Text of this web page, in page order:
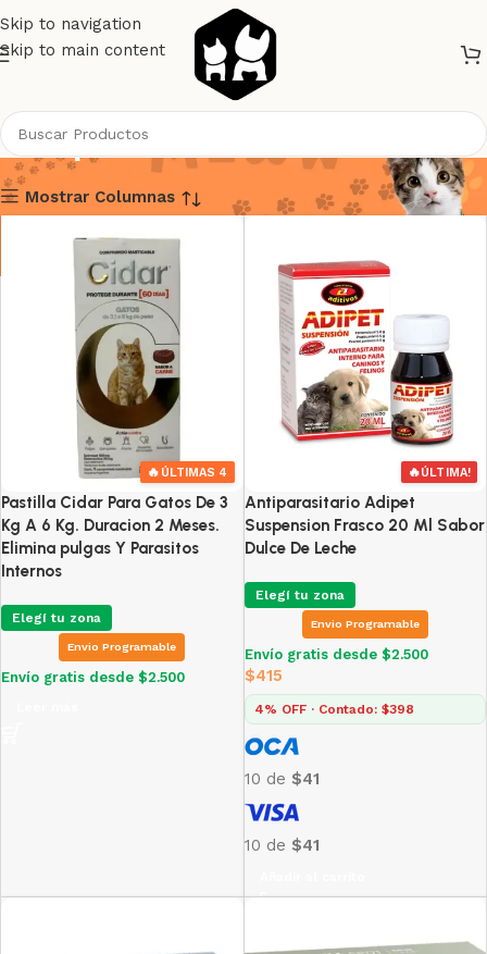
Skip to navigation
Skip to main content
Antiparasitario Interno
Mostrar Columnas
🔥 ÚLTIMAS 4
Pastilla Cidar Para Gatos De 3
Kg A 6 Kg. Duracion 2 Meses.
Elimina pulgas Y Parasitos
Internos
Elegí tu zona
Envio Programable
Envío gratis desde $2.500
🔥ÚLTIMA!
Antiparasitario Adipet
Suspension Frasco 20 Ml Sabor
Dulce De Leche
Elegí tu zona
Envio Programable
Envío gratis desde $2.500
$415
4% OFF · Contado: $398
10 de $41
10 de $41